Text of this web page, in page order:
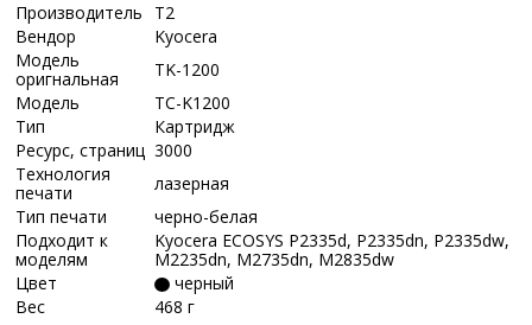
Производитель
Т2
Вендор
Kyocera
Модель
оригнальная
TK-1200
Модель
TC-K1200
Тип
Картридж
Ресурс, страниц 3000
Технология
печати
лазерная
Тип печати
черно-белая
Подходит к
моделям
Kyocera ECOSYS P2335d, P2335dn, P2335dw,
M2235dn, M2735dn, M2835dw
Цвет
черный
Вес
468 г